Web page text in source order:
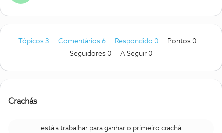
Tópicos 3 Comentários 6 Respondido 0
Pontos 0
Seguidores 0 A Seguir 0
Crachás
está a trabalhar para ganhar o primeiro crachá